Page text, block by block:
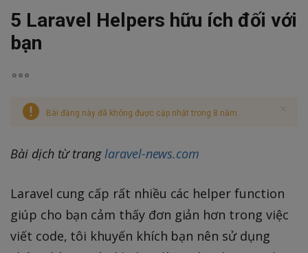
5 Laravel Helpers hữu ích đối với
bạn
Bài đăng này đã không được cập nhật trong 8 năm
Bài dịch từ tranglaravel-news.com
Laravel cung cấp rất nhiều các helper function
giúp cho bạn cảm thấy đơn giản hơn trong việc
viết code, tôi khuyến khích bạn nên sử dụng